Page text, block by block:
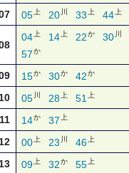
05 上 20 川 33 上 44 上
04 上 14 上 22か 30 川
57か
15か 30か 42か
10 05 川 28 上 51 上
11 14か 37 上
12 00 上 23 川 46 上
13 09 上 32か 55 上